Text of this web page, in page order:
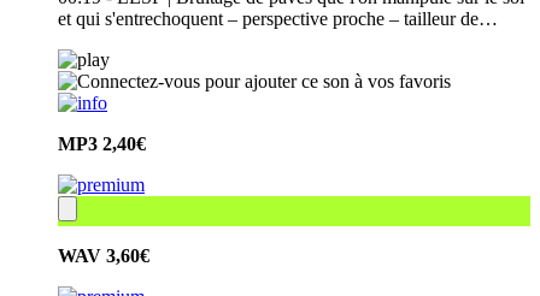
et qui s'entrechoquent – perspective proche – tailleur de…
MP3 2,40€
WAV 3,60€